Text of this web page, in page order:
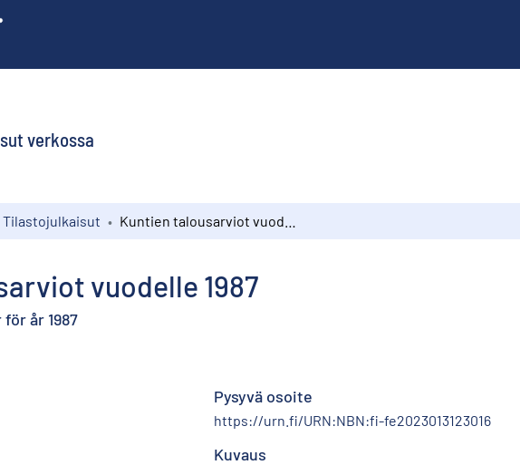
verkossa
Tilastojulkaisut
vuodelle 1987
år 1987
Pysyvä osoite
https://urn.fi/URN:NBN:fi-fe2023013123016
Kuvaus